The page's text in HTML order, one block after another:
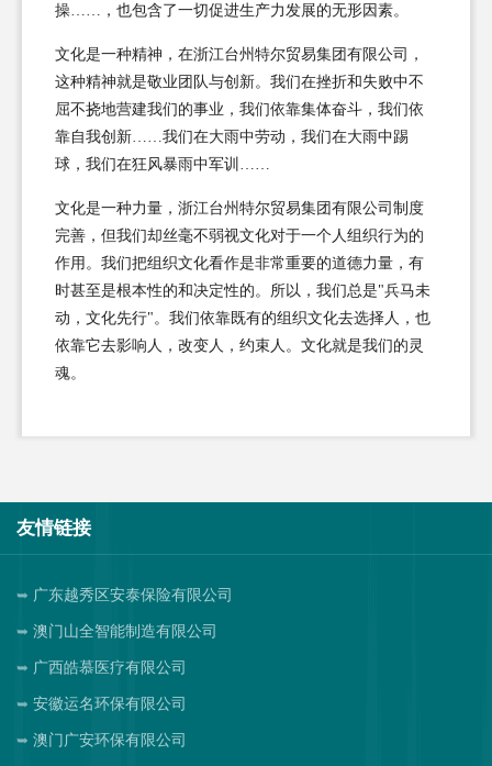
操……，也包含了一切促进生产力发展的无形因素。
文化是一种精神，在浙江台州特尔贸易集团有限公司，
这种精神就是敬业团队与创新。我们在挫折和失败中不
屈不挠地营建我们的事业，我们依靠集体奋斗，我们依
靠自我创新……我们在大雨中劳动，我们在大雨中踢
球，我们在狂风暴雨中军训……
文化是一种力量，浙江台州特尔贸易集团有限公司制度
完善，但我们却丝毫不弱视文化对于一个人组织行为的
作用。我们把组织文化看作是非常重要的道德力量，有
时甚至是根本性的和决定性的。所以，我们总是"兵马未
动，文化先行"。我们依靠既有的组织文化去选择人，也
依靠它去影响人，改变人，约束人。文化就是我们的灵
魂。
友情链接
广东越秀区安泰保险有限公司
澳门山全智能制造有限公司
广西皓慕医疗有限公司
安徽运名环保有限公司
澳门广安环保有限公司